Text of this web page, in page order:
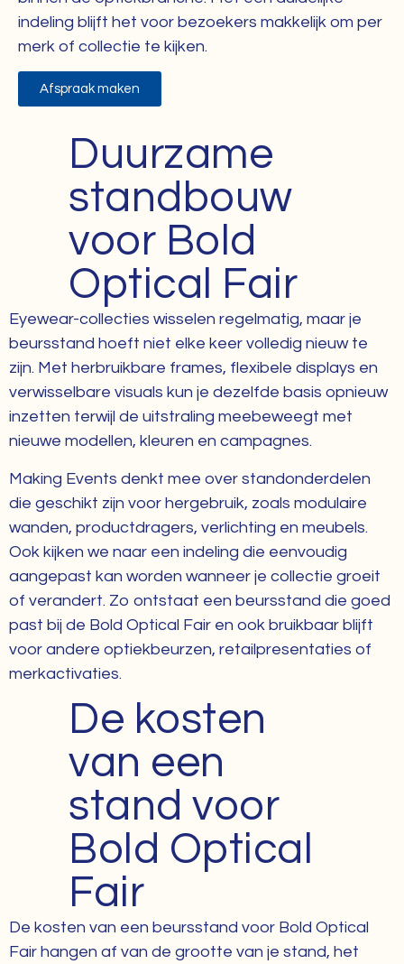
indeling blijft het voor bezoekers makkelijk om per
merk of collectie te kijken.
Afspraak maken
Duurzame
standbouw
voor Bold
Optical Fair
Eyewear-collecties wisselen regelmatig, maar je
beursstand hoeft niet elke keer volledig nieuw te
zijn. Met herbruikbare frames, flexibele displays en
verwisselbare visuals kun je dezelfde basis opnieuw
inzetten terwijl de uitstraling meebeweegt met
nieuwe modellen, kleuren en campagnes.
Making Events denkt mee over standonderdelen
die geschikt zijn voor hergebruik, zoals modulaire
wanden, productdragers, verlichting en meubels.
Ook kijken we naar een indeling die eenvoudig
aangepast kan worden wanneer je collectie groeit
of verandert. Zo ontstaat een beursstand die goed
past bij de Bold Optical Fair en ook bruikbaar blijft
voor andere optiekbeurzen, retailpresentaties of
merkactivaties.
De kosten
van een
stand voor
Bold Optical
Fair
De kosten van een beursstand voor Bold Optical
Fair hangen af van de grootte van je stand, het